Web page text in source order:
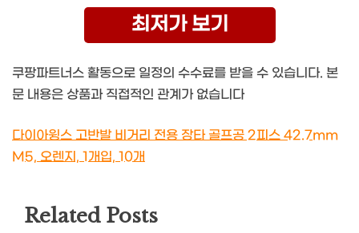
최저가 보기
쿠팡파트너스 활동으로 일정의 수수료를 받을 수 있습니다. 본
문 내용은 상품과 직접적인 관계가 없습니다
다이아윙스 고반발 비거리 전용 장타 골프공 2피스 42.7mm
M5, 오렌지, 1개입, 10개
Related Posts